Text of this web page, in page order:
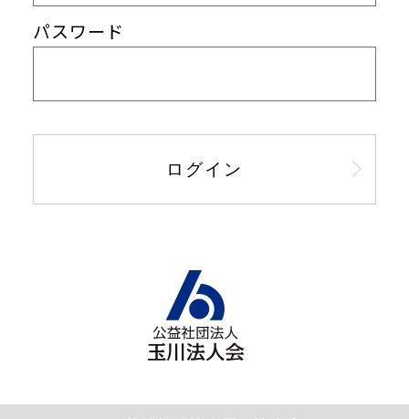
パスワード
ログイン